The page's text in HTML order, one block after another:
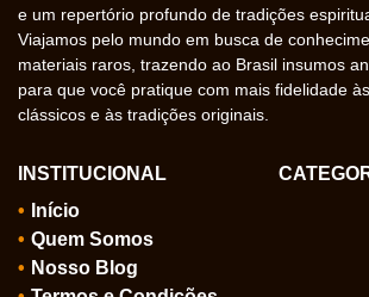
e um repertório profundo de tradições
Viajamos pelo mundo em busca de
materiais raros, trazendo ao Brasil insumos
para que você pratique com mais fidelidade
clássicos e às tradições originais.
INSTITUCIONAL
Início
Quem Somos
Nosso Blog